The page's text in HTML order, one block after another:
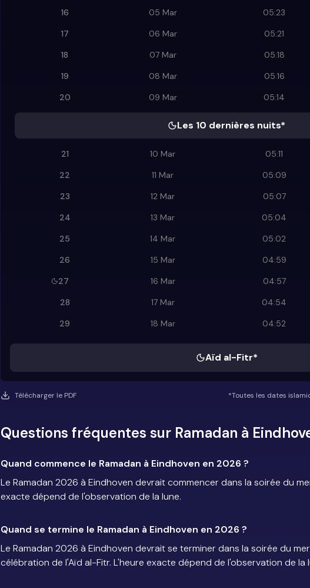
16
05 Mar 05:23
17
06 Mar 05:21
18
07 Mar 05:18
19
08 Mar 05:16
20
09 Mar 05:14
Les 10 dernières nuits*
21 10 Mar 05:11
22
11 Mar 05:09
23
12 Mar 05:07
24
13 Mar 05:04
25
14 Mar 05:02
26
15 Mar 04:59
27
16 Mar 04:57
28
17 Mar 04:54
29
18 Mar 04:52
Aïd al-Fitr*
Télécharger le PDF *Toutes les dates
Questions fréquentes sur Ramadan à
Quand commence le Ramadan à Eindhoven en 2026 ?
Le Ramadan 2026 à Eindhoven devrait commencer dans la soirée du
exacte dépend de l'observation de la lune.
Quand se termine le Ramadan à Eindhoven en 2026 ?
Le Ramadan 2026 à Eindhoven devrait se terminer dans la soirée du
célébration de l'Aïd al-Fitr. L'heure exacte dépend de l'observation de la